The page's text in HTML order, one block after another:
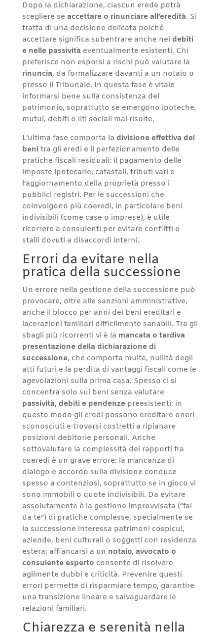
Dopo la dichiarazione, ciascun erede potrà
scegliere se accettare o rinunciare all’eredità. Si
tratta di una decisione delicata poiché
accettare significa subentrare anche nei debiti
e nelle passività eventualmente esistenti. Chi
preferisce non esporsi a rischi può valutare la
rinuncia, da formalizzare davanti a un notaio o
presso il Tribunale. In questa fase è vitale
informarsi bene sulla consistenza del
patrimonio, soprattutto se emergono ipoteche,
mutui, debiti o liti sociali mai risolte.
L’ultima fase comporta la divisione effettiva dei
benitra gli eredi e il perfezionamento delle
pratiche fiscali residuali: il pagamento delle
imposte ipotecarie, catastali, tributi vari e
l’aggiornamento della proprietà presso i
pubblici registri. Per le successioni che
coinvolgono più coeredi, in particolare beni
indivisibili (come case o imprese), è utile
ricorrere a consulenti per evitare conflitti o
stalli dovuti a disaccordi interni.
Errori da evitare nella
pratica della successione
Un errore nella gestione della successione può
provocare, oltre alle sanzioni amministrative,
anche il blocco per anni dei beni ereditari e
lacerazioni familiari difficilmente sanabili. Tra gli
sbagli più ricorrenti vi è la mancata o tardiva
presentazione della dichiarazione di
successione, che comporta multe, nullità degli
atti futuri e la perdita di vantaggi fiscali come le
agevolazioni sulla prima casa. Spesso ci si
concentra solo sui beni senza valutare
passività, debiti e pendenzepreesistenti: in
questo modo gli eredi possono ereditare oneri
sconosciuti e trovarsi costretti a ripianare
posizioni debitorie personali. Anche
sottovalutare la complessità dei rapporti fra
coeredi è un grave errore: la mancanza di
dialogo e accordo sulla divisione conduce
spesso a contenziosi, soprattutto se in gioco vi
sono immobili o quote indivisibili. Da evitare
assolutamente è la gestione improvvisata (“fai
da te”) di pratiche complesse, specialmente se
la successione interessa patrimoni cospicui,
aziende, beni culturali o soggetti con residenza
estera: affiancarsi a un notaio, avvocato o
consulente esperto consente di risolvere
agilmente dubbi e criticità. Prevenire questi
errori permette di risparmiare tempo, garantire
una transizione lineare e salvaguardare le
relazioni familiari.
Chiarezza e serenità nella